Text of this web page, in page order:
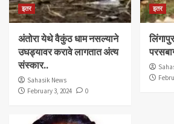
इतर
अंतोरा येथे वैकुंठ धाम नसल्याने
उघड्यावर करावे लागतात अंत्य
संस्कार..
Sahasik News
February 3, 2024
0
इतर